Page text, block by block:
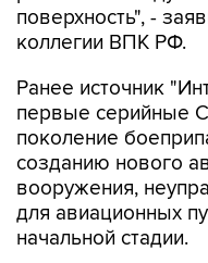
поверхность", -
коллегии ВПК РФ.
Ранее источник
первые серийные
поколение
созданию нового
вооружения,
для авиационных
начальной стадии.